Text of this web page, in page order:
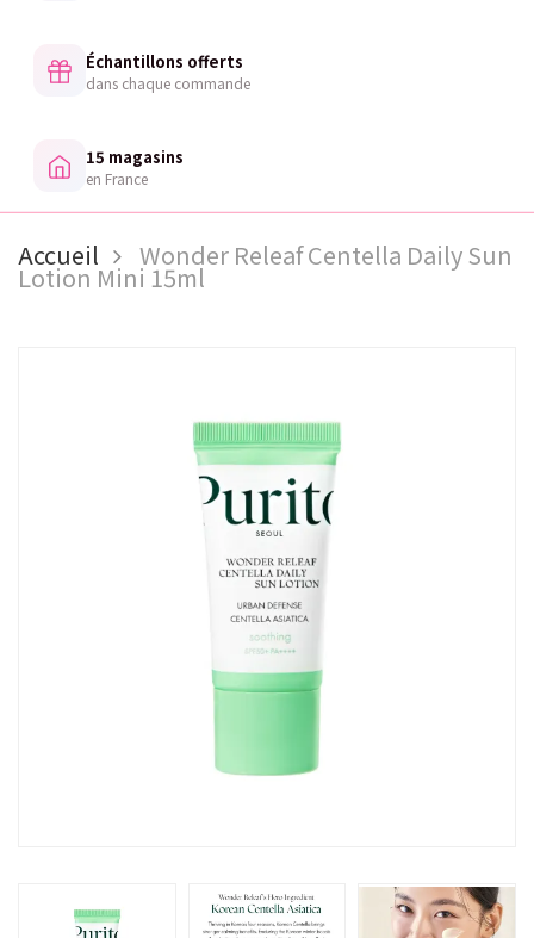
Échantillons offerts
dans chaque commande
15 magasins
en France
Accueil Wonder Releaf Centella Daily Sun
Lotion Mini 15ml